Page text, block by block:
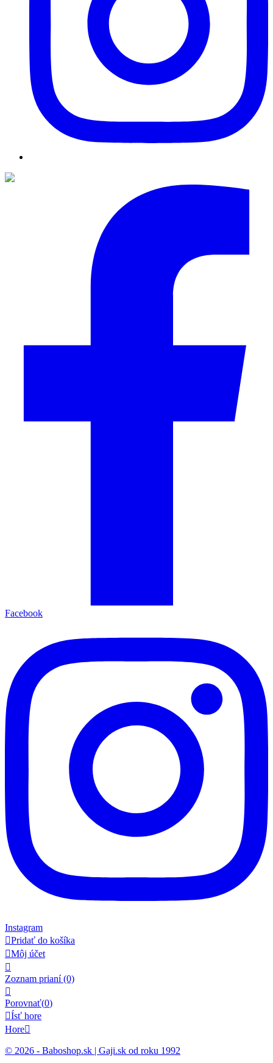
Facebook
Instagram
Pridať do košíka
Môj účet

Zoznam prianí (0)

Porovnať(0)
Ísť hore
Hore
© 2026 - Baboshop.sk | Gaji.sk od roku 1992